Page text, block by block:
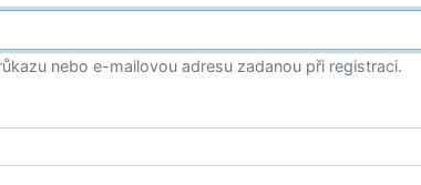
nebo e-mailovou adresu zadanou při registraci.